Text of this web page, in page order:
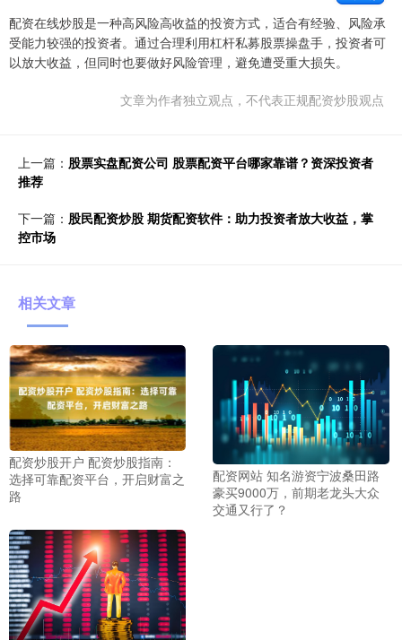
配资在线炒股是一种高风险高收益的投资方式，适合有经验、风险承
受能力较强的投资者。通过合理利用杠杆私募股票操盘手，投资者可
以放大收益，但同时也要做好风险管理，避免遭受重大损失。
文章为作者独立观点，不代表正规配资炒股观点
上一篇： 股票实盘配资公司 股票配资平台哪家靠谱？资深投资者
推荐
下一篇： 股民配资炒股 期货配资软件：助力投资者放大收益，掌
控市场
相关文章
配资炒股开户 配资炒股指南：
选择可靠配资平台，开启财富之
路
配资网站 知名游资宁波桑田路
豪买9000万，前期老龙头大众
交通又行了？